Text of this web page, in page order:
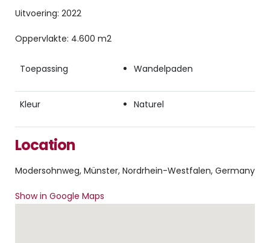
Uitvoering: 2022
Oppervlakte: 4.600 m2
Toepassing Wandelpaden
Kleur Naturel
Location
Modersohnweg, Münster, Nordrhein-Westfalen, Germany
Show in Google Maps